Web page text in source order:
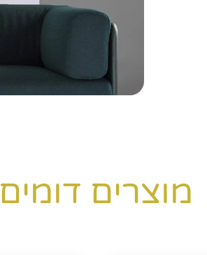
מוצרים דומים